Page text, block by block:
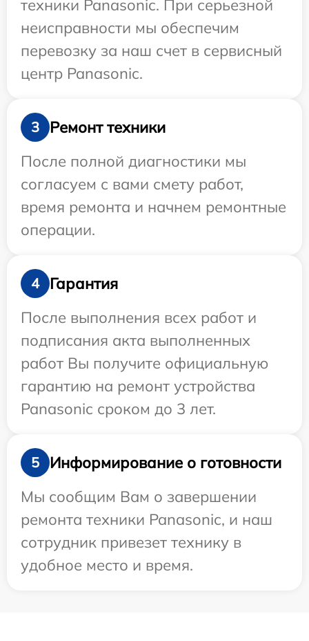
техники Panasonic. При серьезной
неисправности мы обеспечим
перевозку за наш счет в сервисный
центр Panasonic.
3
Ремонт техники
После полной диагностики мы
согласуем с вами смету работ,
время ремонта и начнем ремонтные
операции.
4
Гарантия
После выполнения всех работ и
подписания акта выполненных
работ Вы получите официальную
гарантию на ремонт устройства
Panasonic сроком до 3 лет.
5
Информирование о готовности
Мы сообщим Вам о завершении
ремонта техники Panasonic, и наш
сотрудник привезет технику в
удобное место и время.